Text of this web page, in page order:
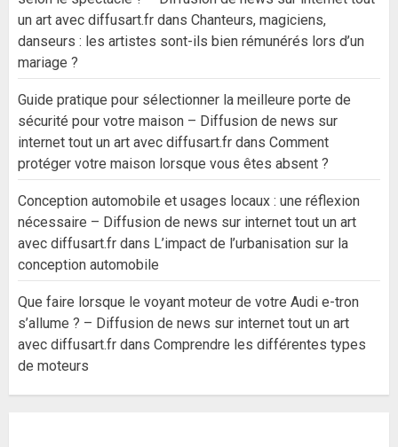
un art avec diffusart.fr dans Chanteurs, magiciens,
danseurs : les artistes sont-ils bien rémunérés lors d’un
mariage ?
Guide pratique pour sélectionner la meilleure porte de
sécurité pour votre maison – Diffusion de news sur
internet tout un art avec diffusart.fr dans Comment
protéger votre maison lorsque vous êtes absent ?
Conception automobile et usages locaux : une réflexion
nécessaire – Diffusion de news sur internet tout un art
avec diffusart.fr dans L’impact de l’urbanisation sur la
conception automobile
Que faire lorsque le voyant moteur de votre Audi e-tron
s’allume ? – Diffusion de news sur internet tout un art
avec diffusart.fr dans Comprendre les différentes types
de moteurs